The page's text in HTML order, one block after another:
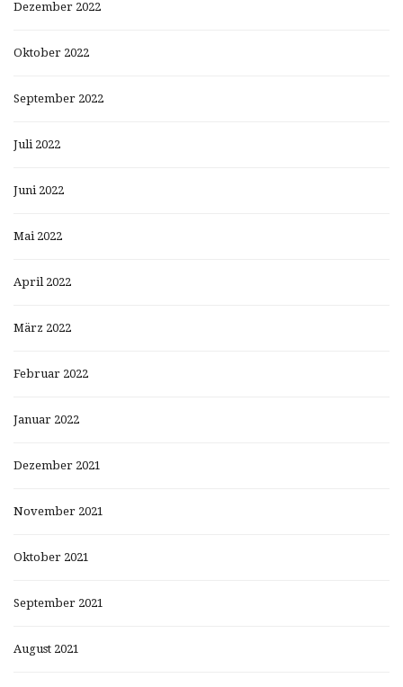
Dezember 2022
Oktober 2022
September 2022
Juli 2022
Juni 2022
Mai 2022
April 2022
März 2022
Februar 2022
Januar 2022
Dezember 2021
November 2021
Oktober 2021
September 2021
August 2021